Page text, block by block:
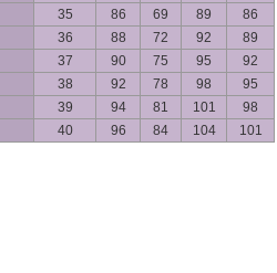
35 86 69 89
86
36 88 72 92
89
37 90 75 95
92
38 92 78 98
95
39 94 81 101
98
40 96 84 104 101